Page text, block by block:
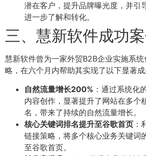
潜在客户，提升品牌曝光度，并引
进一步了解和转化。
三、慧新软件成功
慧新软件曾为一家外贸B2B企业实施系
略，在六个月内帮助其实现了以下显著成
自然流量增长200% ：通过系统化
内容创作，显著提升了网站在多个
名，带来了持续的自然流量增长。
核心关键词排名提升至谷歌首页 ：
链接策略，将多个核心业务关键词
至谷歌首页。